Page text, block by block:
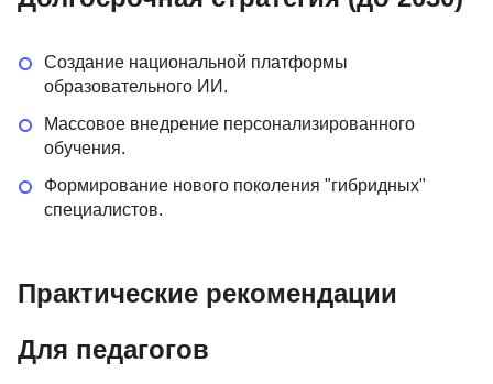
Создание национальной платформы
образовательного ИИ.
Массовое внедрение персонализированного
обучения.
Формирование нового поколения "гибридных"
специалистов.
Практические рекомендации
Для педагогов